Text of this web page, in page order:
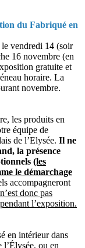
du Fabriqué en
le vendredi 14 (soir
16 novembre (en
gratuite et
horaire. La
novembre.
les produits en
équipe de
de l’Elysée. Il ne
la présence
(les
le démarchage
accompagneront
donc pas
l’exposition.
en intérieur dans
l’Élysée, ou en